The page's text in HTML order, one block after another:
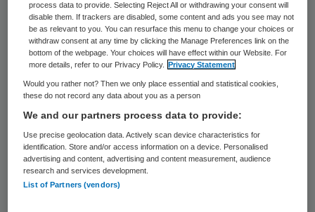
relatief eenvoudig in te voeren.”
Van 2014 tot en met 2019 zijn alle
Nederlanders tussen de 55 en 74 jaar
uitgenodigd om deel te nemen aan het
bevolkingsonderzoek. Het onderzoek
spoort in Nederland duizenden gevallen van
darmkanker op en weet op termijn 1 op de 3
sterfgevallen van deze ziekte te
process data to provide. Selecting Reject All or withdrawing your consent will
disable them. If trackers are disabled, some content and ads you see may not
be as relevant to you. You can resurface this menu to change your choices or
withdraw consent at any time by clicking the Manage Preferences link on the
bottom of the webpage. Your choices will have effect within our Website. For
more details, refer to our Privacy Policy.
Privacy Statement
Would you rather not? Then we only place essential and statistical cookies,
these do not record any data about you as a person
We and our partners process data to provide:
Use precise geolocation data. Actively scan device characteristics for
identification. Store and/or access information on a device. Personalised
advertising and content, advertising and content measurement, audience
research and services development.
List of Partners (vendors)